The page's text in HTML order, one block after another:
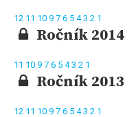
12 11 10 9 7 6 5 43 2 1
Ročník 2014
11 10 9 7 6 5 43 2 1
Ročník 2013
12 11 10 9 7 6 5 43 2 1